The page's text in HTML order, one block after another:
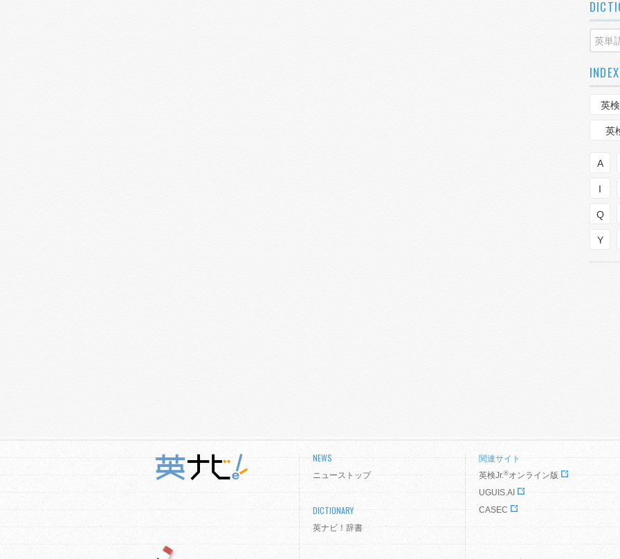
INDEX
英
英
A
I
Q
Y
NEWS
ニューストップ
DICTIONARY
英ナビ！辞書
関連サイト
英検Jr.®オンライン版
UGUIS.AI
CASEC